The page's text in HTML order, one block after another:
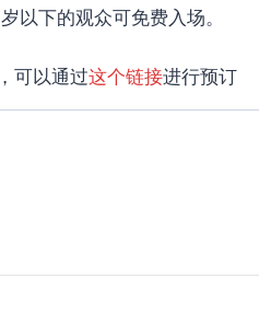
以下的观众可免费入场。
可以通过这个链接进行预订